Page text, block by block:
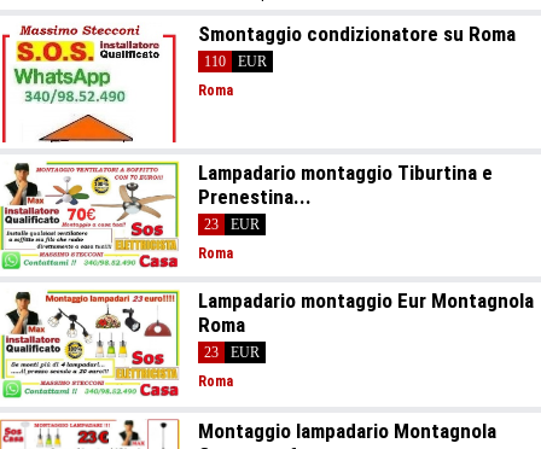
Smontaggio condizionatore su Roma
110
EUR
Roma
Lampadario montaggio Tiburtina e
Prenestina...
23
EUR
Roma
Lampadario montaggio Eur Montagnola
Roma
23
EUR
Roma
Montaggio lampadario Montagnola